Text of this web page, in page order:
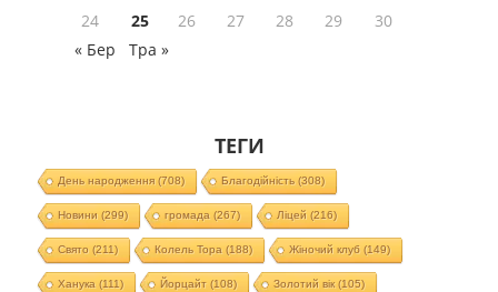
24
25 26 27 28 29
30
« Бер
Тра »
ТЕГИ
День народження(708) Благодійність (308)
Новини (299) громада (267) Ліцей (216)
Свято (211) Колель Тора (188) Жіночий клуб (149)
Ханука (111) Йорцайт (108) Золотий вік(105)